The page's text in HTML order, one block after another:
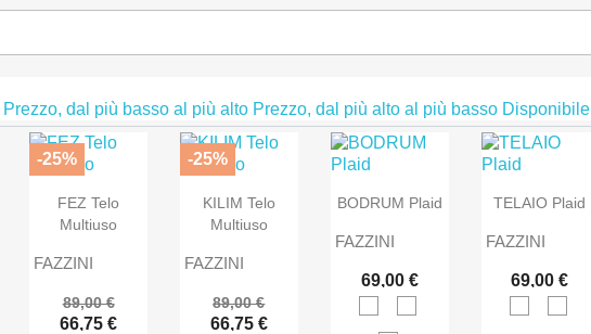
Prezzo, dal più basso al più alto Prezzo, dal più alto al più basso Disponibile
-25%
FEZ Telo
Multiuso
FAZZINI
89,00 €
66,75 €
-25%
KILIM Telo
Multiuso
FAZZINI
89,00 €
66,75 €
BODRUM Plaid
FAZZINI
69,00 €
TELAIO Plaid
FAZZINI
69,00 €